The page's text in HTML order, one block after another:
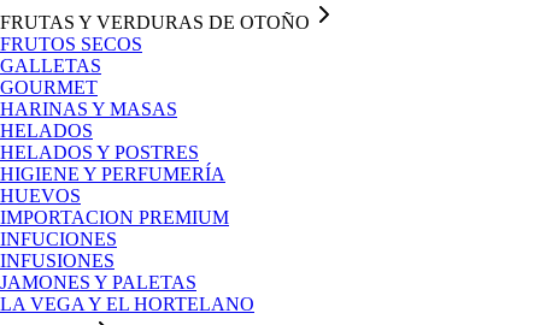
FRUTAS Y VERDURAS DE OTOÑO
FRUTOS SECOS
GALLETAS
GOURMET
HARINAS Y MASAS
HELADOS
HELADOS Y POSTRES
HIGIENE Y PERFUMERÍA
HUEVOS
IMPORTACION PREMIUM
INFUCIONES
INFUSIONES
JAMONES Y PALETAS
LA VEGA Y EL HORTELANO